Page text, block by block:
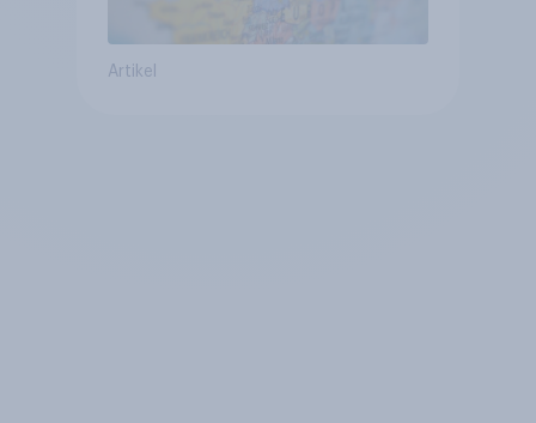
Artikel